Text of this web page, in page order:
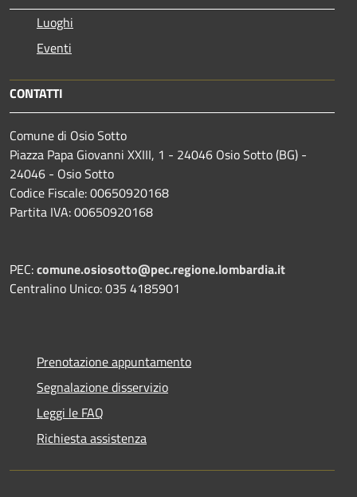
Luoghi
Eventi
CONTATTI
Comune di Osio Sotto
Piazza Papa Giovanni XXIII, 1 - 24046 Osio Sotto (BG) -
24046 - Osio Sotto
Codice Fiscale: 00650920168
Partita IVA: 00650920168
PEC:comune.osiosotto@pec.regione.lombardia.it
Centralino Unico: 035 4185901
Prenotazione appuntamento
Segnalazione disservizio
Leggi le FAQ
Richiesta assistenza